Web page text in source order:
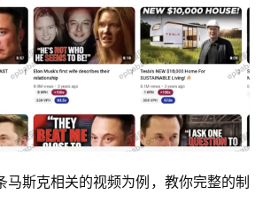
马斯克相关的视频为例，教你完整的制